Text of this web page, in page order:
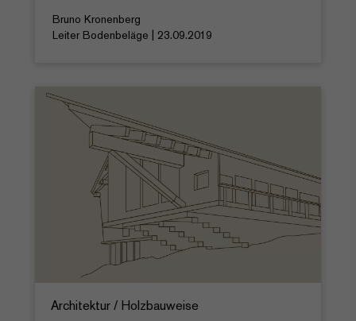
Bruno Kronenberg
Leiter Bodenbeläge | 23.09.2019
Architektur / Holzbauweise